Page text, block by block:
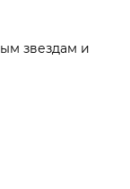
звездам и